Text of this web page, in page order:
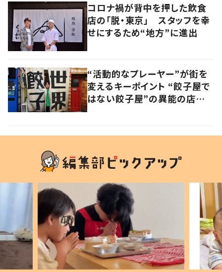
コロナ禍が背中を押した飲食
店の「脱・東京」 スタッフを幸
せにするため“地方”に進出
“活動的なプレーヤー”が街を
変えるキーポイント “餃子屋で
はない餃子屋”の異能の店主